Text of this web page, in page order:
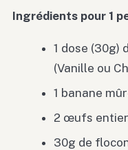
Ingrédients pour 1
1 dose (30g)
(Vanille ou
1 banane
2 œufs
30g de